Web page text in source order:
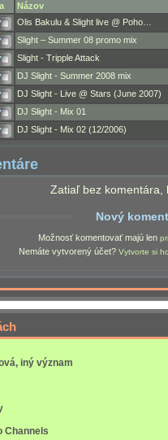
Názov
Olis Bakulu & Slight live @ Poho…
Slight – Summer 08 promo mix
Slight - Tripple Attack
DJ Slight - Summer 2008 mix
DJ Slight - Live @ Stars (June 2007)
DJ Slight - Mix 01
DJ Slight - Mix 02 (12/2006)
Zatiaľ bez komentára,
Nový
Možnosť komentovať majú len
Nemáte vytvorený účet? Vytvorte si
iný význam
Channels